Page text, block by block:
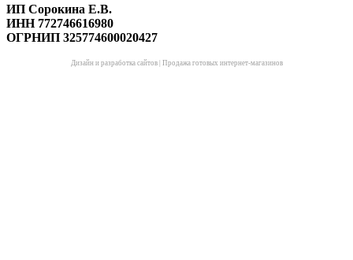
ИП Сорокина Е.В.
ИНН 772746616980
ОГРНИП 325774600020427
Дизайн и разработка сайтов| Продажа готовых интернет-магазинов